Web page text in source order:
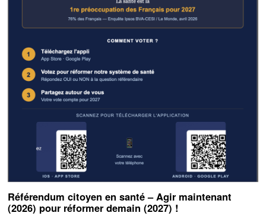
Référendum citoyen en santé – Agir maintenant
(2026) pour réformer demain (2027) !